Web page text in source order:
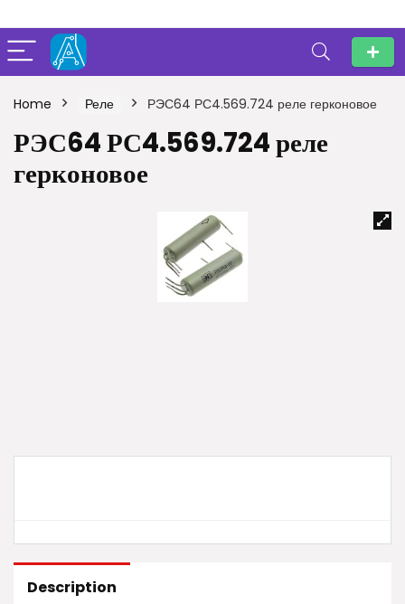
Home Реле РЭС64 РС4.569.724 реле герконовое
РЭС64 РС4.569.724 реле
герконовое
Description